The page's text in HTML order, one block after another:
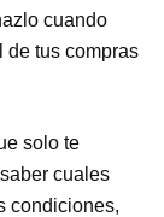
cuando
de tus compras
solo te
cuales
condiciones,